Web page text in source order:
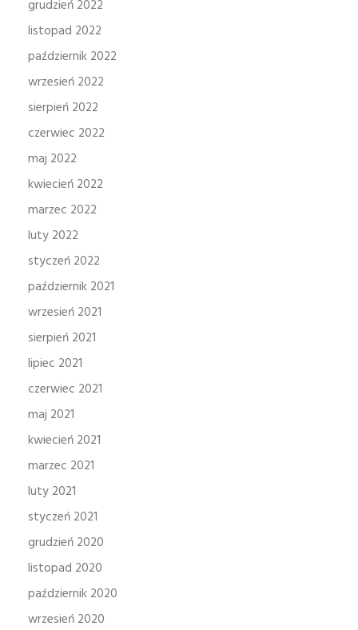
grudzień 2022
listopad 2022
październik 2022
wrzesień 2022
sierpień 2022
czerwiec 2022
maj 2022
kwiecień 2022
marzec 2022
luty 2022
styczeń 2022
październik 2021
wrzesień 2021
sierpień 2021
lipiec 2021
czerwiec 2021
maj 2021
kwiecień 2021
marzec 2021
luty 2021
styczeń 2021
grudzień 2020
listopad 2020
październik 2020
wrzesień 2020